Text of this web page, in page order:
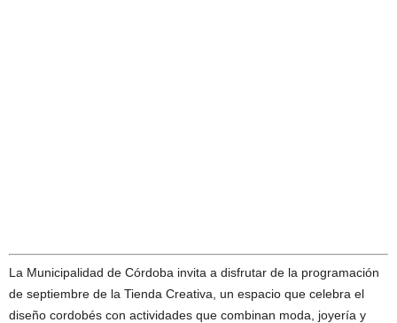
La Municipalidad de Córdoba invita a disfrutar de la programación
de septiembre de la Tienda Creativa, un espacio que celebra el
diseño cordobés con actividades que combinan moda, joyería y